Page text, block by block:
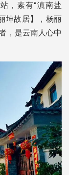
，素有“滇南盐
坤故居】，杨丽
，是云南人心中